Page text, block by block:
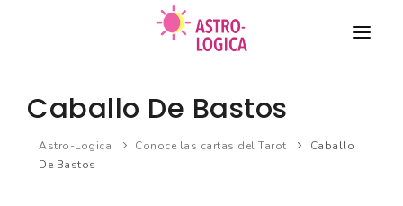
HORÓSCOPO
Caballo De Bastos
Astro-Logica Conoce las cartas del Tarot
Caballo
De Bastos